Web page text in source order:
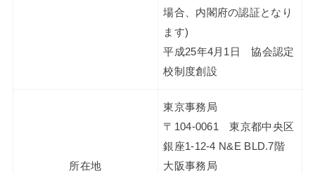
場合、内閣府の認証となり
ます)
平成25年4月1日 協会認定
校制度創設
所在地
東京事務局
〒104-0061 東京都中央区
銀座1-12-4 N&E BLD.7階
大阪事務局